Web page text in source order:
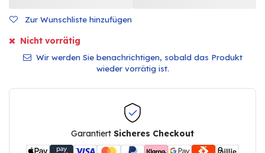
Zur Wunschliste hinzufügen
Nicht vorrätig
Wir werden Sie benachrichtigen, sobald das Produkt
wieder vorrätig ist.
Garantiert Sicheres Checkout